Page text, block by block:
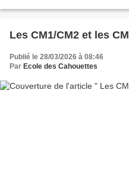
Les CM1/CM2 et les
Publié le 28/03/2026 à 08:46
Par Ecole des Cahouettes